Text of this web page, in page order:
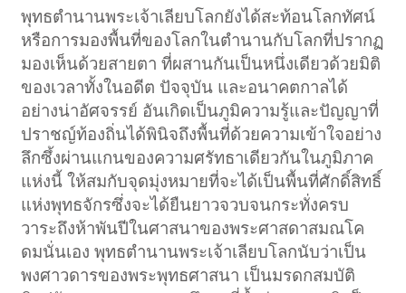
พุทธตำนานพระเจ้าเลียบโลกยังได้สะท้อนโลกทัศน์
หรือการมองพื้นที่ของโลกในตำนานกับโลกที่ปรากฏ
มองเห็นด้วยสายตา ที่ผสานกันเป็นหนึ่งเดียวด้วยมิติ
ของเวลาทั้งในอดีต ปัจจุบัน และอนาคตกาลได้
อย่างน่าอัศจรรย์ อันเกิดเป็นภูมิความรู้และปัญญาที่
ปราชญ์ท้องถิ่นได้พินิจถึงพื้นที่ด้วยความเข้าใจอย่าง
ลึกซึ้งผ่านแกนของความศรัทธาเดียวกันในภูมิภาค
แห่งนี้ ให้สมกับจุดมุ่งหมายที่จะได้เป็นพื้นที่ศักดิ์สิทธิ์
แห่งพุทธจักรซึ่งจะได้ยืนยาวจวบจนกระทั่งครบ
วาระถึงห้าพันปีในศาสนาของพระศาสดาสมณโค
ดมนั่นเอง พุทธตำนานพระเจ้าเลียบโลกนับว่าเป็น
พงศาวดารของพระพุทธศาสนา เป็นมรดกสมบัติ